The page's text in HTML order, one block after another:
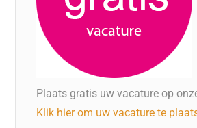
Plaats gratis uw vacature op
Klik hier om uw vacature te